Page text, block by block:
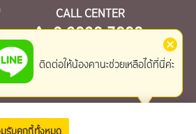
CALL CENTER
0-2828-7888
(ยกเว้นวันหยุดนักขัตฤกษ์)
ติดต่อให้น้องคานะช่วยเหลือได้ที่นี่ค่ะ